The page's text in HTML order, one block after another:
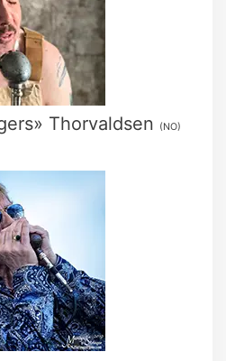
Thorvaldsen (NO)